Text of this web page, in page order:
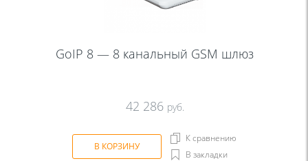
GoIP 8 — 8 канальный GSM шлюз
42 286 руб.
В КОРЗИНУ
К сравнению
В закладки